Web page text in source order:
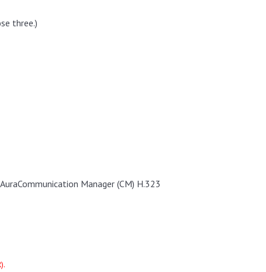
three.)
Manager (CM) H.323